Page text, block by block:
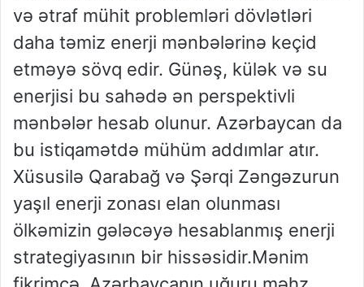
və ətraf mühit problemləri dövlətləri
daha təmiz enerji mənbələrinə keçid
etməyə sövq edir. Günəş, külək və su
enerjisi bu sahədə ən perspektivli
mənbələr hesab olunur. Azərbaycan da
bu istiqamətdə mühüm addımlar atır.
Xüsusilə Qarabağ və Şərqi Zəngəzurun
yaşıl enerji zonası elan olunması
ölkəmizin gələcəyə hesablanmış enerji
strategiyasının bir hissəsidir.Mənim